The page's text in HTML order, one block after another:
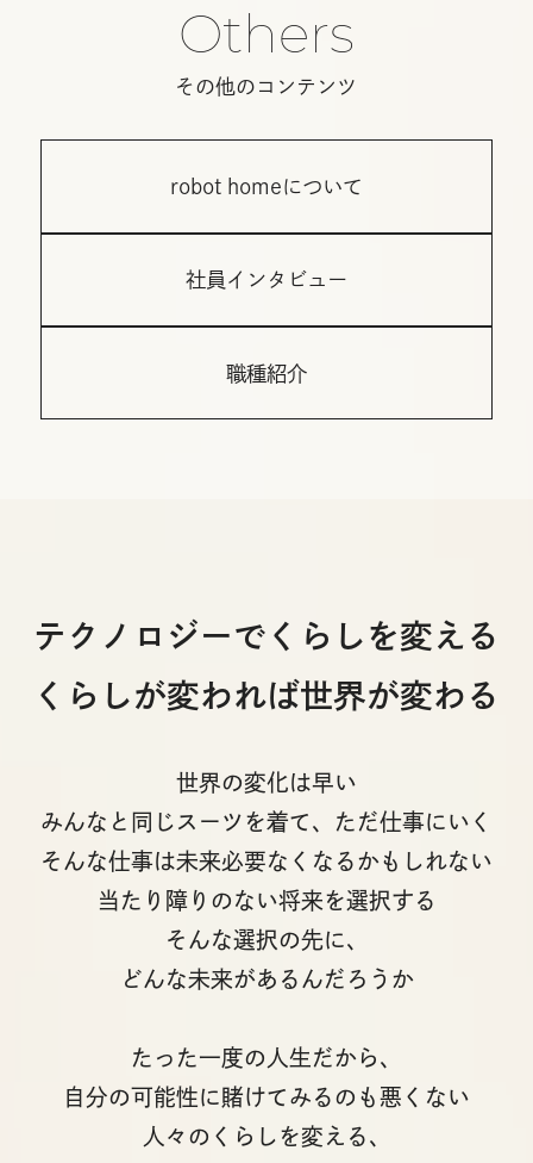
Others
その他のコンテンツ
robot homeについて
社員インタビュー
職種紹介
テクノロジーでくらしを変える
くらしが変われば世界が変わる
世界の変化は早い
みんなと同じスーツを着て、ただ仕事にいく
そんな仕事は未来必要なくなるかもしれない
当たり障りのない将来を選択する
そんな選択の先に、
どんな未来があるんだろうか
たった一度の人生だから、
自分の可能性に賭けてみるのも悪くない
人々のくらしを変える、